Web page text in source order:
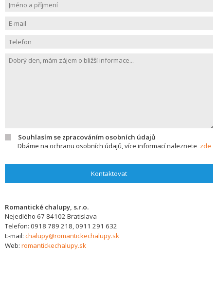
Souhlasím se zpracováním osobních údajů
Dbáme na ochranu osobních údajů, více informací naleznete zde
Kontaktovat
Romantické chalupy, s.r.o.
Nejedlého 67 84102 Bratislava
Telefon: 0918 789 218, 0911 291 632
E-mail: chalupy@romantickechalupy.sk
Web: romantickechalupy.sk